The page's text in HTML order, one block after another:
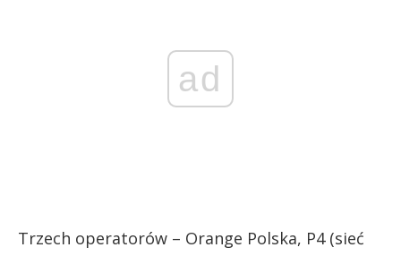
ad
Trzech operatorów – Orange Polska, P4 (sieć